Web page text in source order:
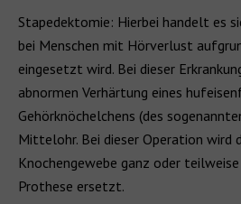
Stapedektomie: Hierbei handelt es
bei Menschen mit Hörverlust
eingesetzt wird. Bei dieser
abnormen Verhärtung eines
Gehörknöchelchens (des
Mittelohr. Bei dieser Operation wird
Knochengewebe ganz oder
Prothese ersetzt.